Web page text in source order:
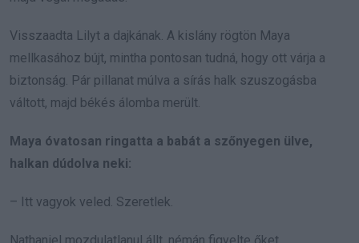
Visszaadta Lilyt a dajkának. A kislány rögtön Maya
mellkasához bújt, mintha pontosan tudná, hogy ott várja a
biztonság. Pár pillanat múlva a sírás halk szuszogásba
váltott, majd békés álomba merült.
Maya óvatosan ringatta a babát a szőnyegen ülve,
halkan dúdolva neki:
– Itt vagyok veled. Szeretlek.